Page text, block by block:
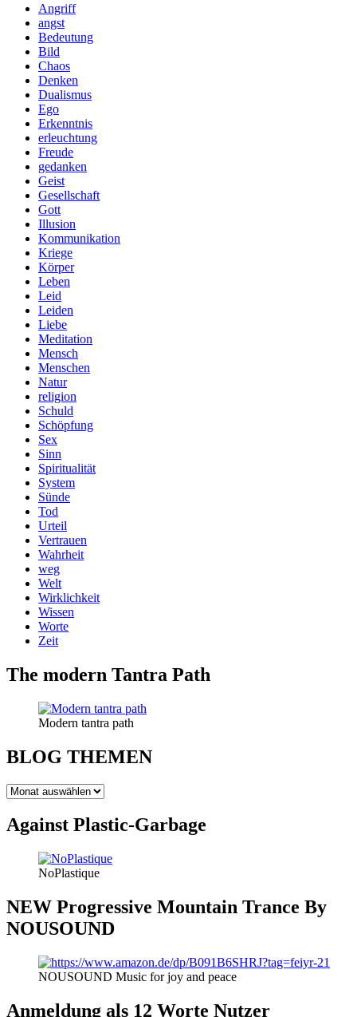
Angriff
angst
Bedeutung
Bild
Chaos
Denken
Dualismus
Ego
Erkenntnis
erleuchtung
Freude
gedanken
Geist
Gesellschaft
Gott
Illusion
Kommunikation
Kriege
Körper
Leben
Leid
Leiden
Liebe
Meditation
Mensch
Menschen
Natur
religion
Schuld
Schöpfung
Sex
Sinn
Spiritualität
System
Sünde
Tod
Urteil
Vertrauen
Wahrheit
weg
Welt
Wirklichkeit
Wissen
Worte
Zeit
The modern Tantra Path
Modern tantra path
BLOG THEMEN
BLOG
Against Plastic-Garbage
NoPlastique
NEW Progressive Mountain Trance By
NOUSOUND
NOUSOUND Music for joy and peace
Anmeldung als 12 Worte Nutzer